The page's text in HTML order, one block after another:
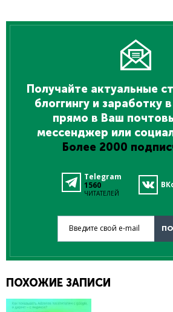
Получайте актуальные
блоггингу и заработку
прямо в Ваш
мессенджер или
Более 2000
Telegram
1560
ЧИТАТЕЛЕЙ
Введите свой e-mail
ПОХОЖИЕ ЗАПИСИ